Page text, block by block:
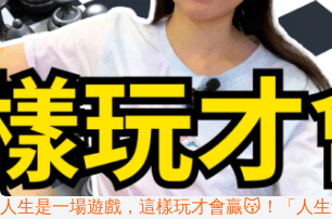
人生是一場遊戲，這樣玩才會贏😽！「人